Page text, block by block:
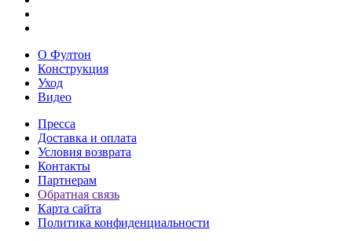
О Фултон
Конструкция
Уход
Видео
Пресса
Доставка и оплата
Условия возврата
Контакты
Партнерам
Обратная связь
Карта сайта
Политика конфиденциальности